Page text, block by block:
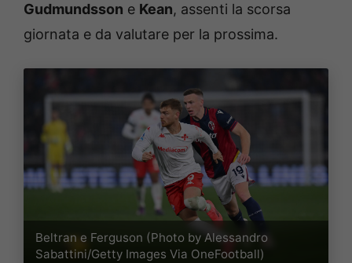
Gudmundsson e Kean, assenti la scorsa
giornata e da valutare per la prossima.
Beltran e Ferguson (Photo by Alessandro
Sabattini/Getty Images Via OneFootball)